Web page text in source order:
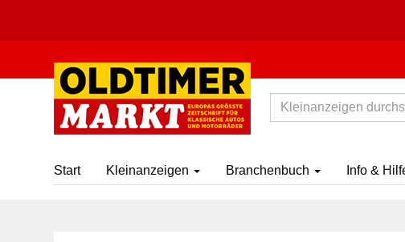
Start Kleinanzeigen Branchenbuch Info &